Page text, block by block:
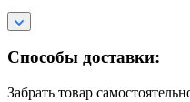
Способы доставки:
Забрать товар